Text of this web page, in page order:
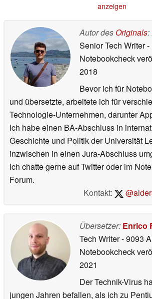
anzeigen
Autor des Originals:
Senior Tech Writer-
Notebookcheck
2018
Bevor ich für
und übersetzte, arbeitete ich für
Technologie-Unternehmen, darunter
Ich habe einen BA-Abschluss in
Geschichte und Politik der Universität
inzwischen in einen Jura-Abschluss
Ich chatte gerne auf Twitter oder im
Forum.
Kontakt:
Übersetzer: Enrico
Tech Writer- 9093
Notebookcheck
2021
Der Technik-Virus
jungen Jahren befallen, als ich zu